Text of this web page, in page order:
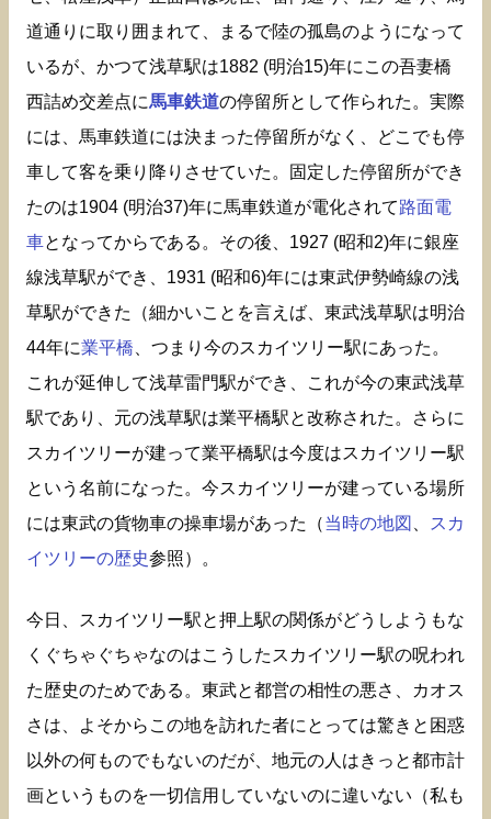
道通りに取り囲まれて、まるで陸の孤島のようになって
いるが、かつて浅草駅は1882 (明治15)年にこの吾妻橋
西詰め交差点に馬車鉄道の停留所として作られた。実際
には、馬車鉄道には決まった停留所がなく、どこでも停
車して客を乗り降りさせていた。固定した停留所ができ
たのは1904 (明治37)年に馬車鉄道が電化されて路面電
車となってからである。その後、1927 (昭和2)年に銀座
線浅草駅ができ、1931 (昭和6)年には東武伊勢崎線の浅
草駅ができた（細かいことを言えば、東武浅草駅は明治
44年に業平橋 、つまり今のスカイツリー駅にあった。
これが延伸して浅草雷門駅ができ、これが今の東武浅草
駅であり、元の浅草駅は業平橋駅と改称された。さらに
スカイツリーが建って業平橋駅は今度はスカイツリー駅
という名前になった。今スカイツリーが建っている場所
には東武の貨物車の操車場があった（当時の地図
スカ
イツリーの歴史参照）。
今日、スカイツリー駅と押上駅の関係がどうしようもな
くぐちゃぐちゃなのはこうしたスカイツリー駅の呪われ
た歴史のためである。東武と都営の相性の悪さ、カオス
さは、よそからこの地を訪れた者にとっては驚きと困惑
以外の何ものでもないのだが、地元の人はきっと都市計
画というものを一切信用していないのに違いない（私も